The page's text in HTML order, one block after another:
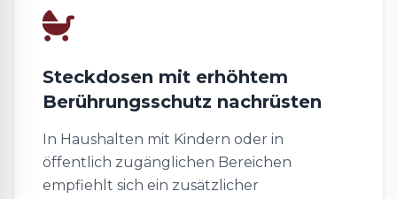
Steckdosen mit erhöhtem
Berührungsschutz nachrüsten
In Haushalten mit Kindern oder in
öffentlich zugänglichen Bereichen
empfiehlt sich ein zusätzlicher